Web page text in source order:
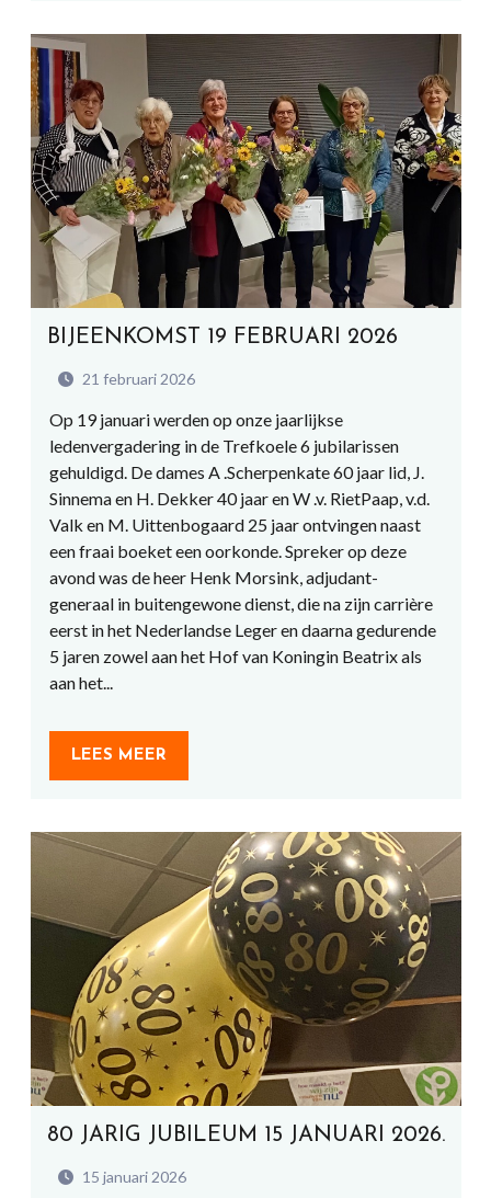
BIJEENKOMST 19 FEBRUARI 2026
21 februari 2026
Op 19 januari werden op onze jaarlijkse
ledenvergadering in de Trefkoele 6 jubilarissen
gehuldigd. De dames A .Scherpenkate 60 jaar lid, J.
Sinnema en H. Dekker 40 jaar en W .v. RietPaap, v.d.
Valk en M. Uittenbogaard 25 jaar ontvingen naast
een fraai boeket een oorkonde. Spreker op deze
avond was de heer Henk Morsink, adjudant-
generaal in buitengewone dienst, die na zijn carrière
eerst in het Nederlandse Leger en daarna gedurende
5 jaren zowel aan het Hof van Koningin Beatrix als
aan het...
LEES MEER
80 JARIG JUBILEUM 15 JANUARI 2026.
15 januari 2026